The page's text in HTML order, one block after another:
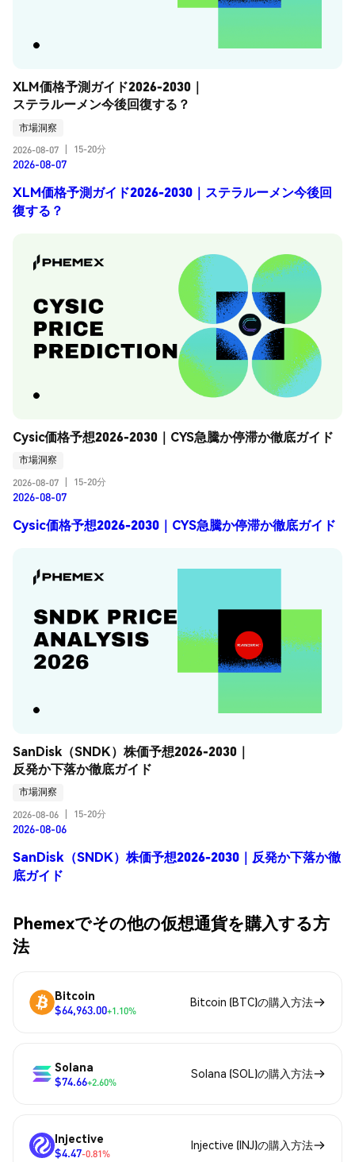
XLM価格予測ガイド2026-2030｜
ステラルーメン今後回復する？
市場洞察
2026-08-07
15-20分
2026-08-07
XLM価格予測ガイド2026-2030｜ステラルーメン今後回
復する？
Cysic価格予想2026-2030｜CYS急騰か停滞か徹底ガイド
市場洞察
2026-08-07
15-20分
2026-08-07
Cysic価格予想2026-2030｜CYS急騰か停滞か徹底ガイド
SanDisk（SNDK）株価予想2026-2030｜
反発か下落か徹底ガイド
市場洞察
2026-08-06
15-20分
2026-08-06
SanDisk（SNDK）株価予想2026-2030｜反発か下落か徹
底ガイド
Phemexでその他の仮想通貨を購入する方
法
Bitcoin
$64,963.00+1.10%
Bitcoin (BTC)の購入方法
Solana
$74.66+2.60%
Solana (SOL)の購入方法
Injective
$4.47-0.81%
Injective (INJ)の購入方法